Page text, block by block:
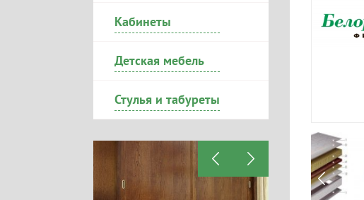
Кабинеты
Детская мебель
Стулья и табуреты